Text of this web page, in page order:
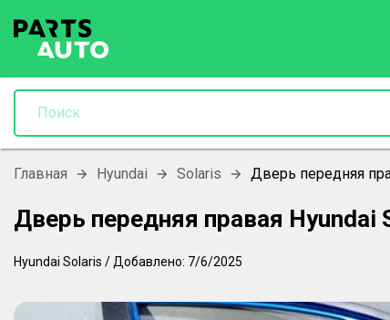
Главная Hyundai Solaris Дверь передняя
Дверь передняя правая Hyundai
Hyundai Solaris / Добавлено: 7/6/2025